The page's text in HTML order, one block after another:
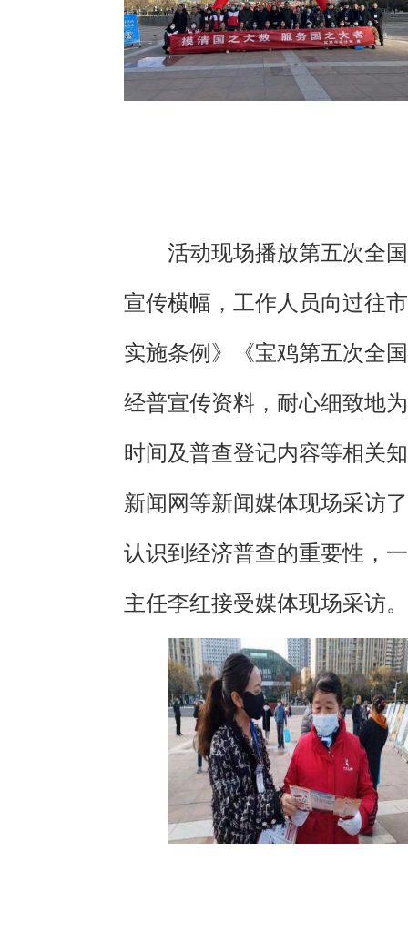
活动现场播放第五次全
宣传横幅，工作人员向过往
实施条例》《宝鸡第五次全
经普宣传资料，耐心细致地
时间及普查登记内容等相关
新闻网等新闻媒体现场采访
认识到经济普查的重要性，
主任李红接受媒体现场采访。